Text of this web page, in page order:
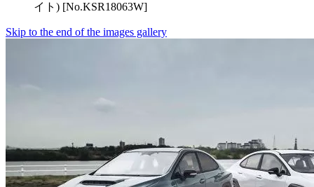
イト) [No.KSR18063W]
Skip to the end of the images gallery